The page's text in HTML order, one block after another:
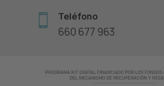
 Teléfono
660 677 963